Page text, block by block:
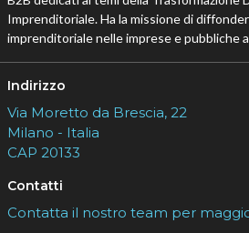
Imprenditoriale. Ha la missione di
imprenditoriale nelle imprese e pubbliche
Indirizzo
Via Moretto da Brescia, 22
Milano - Italia
CAP 20133
Contatti
Contatta il nostro team per